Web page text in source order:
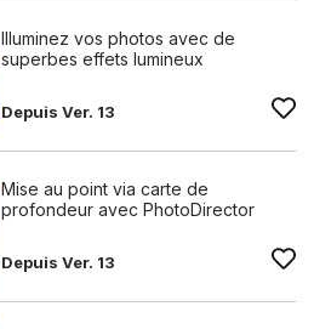
Illuminez vos photos avec de
superbes effets lumineux
Depuis Ver. 13
Mise au point via carte de
profondeur avec PhotoDirector
Depuis Ver. 13